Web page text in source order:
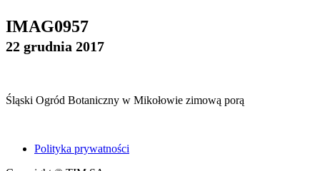
IMAG0957
22 grudnia 2017
Śląski Ogród Botaniczny w Mikołowie zimową porą
Polityka prywatności